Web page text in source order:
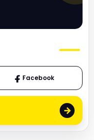
Facebook
→